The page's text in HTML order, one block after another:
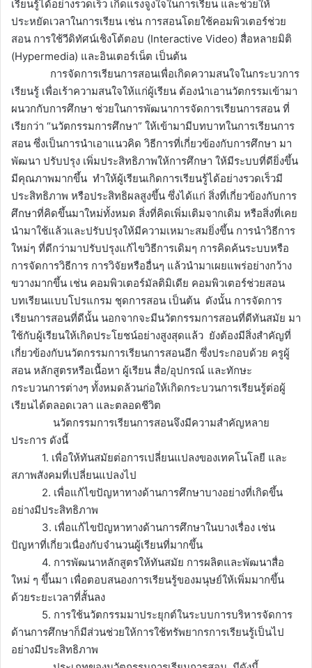
เรียนรู้ได้อย่างรวดเร็ว เกิดแรงจูงใจในการเรียน และช่วยให้
ประหยัดเวลาในการเรียน เช่น การสอนโดยใช้คอมพิวเตอร์ช่วย
สอน การใช้วีดิทัศน์เชิงโต้ตอบ (Interactive Video) สื่อหลายมิติ
(Hypermedia) และอินเตอร์เน็ต เป็นต้น
การจัดการเรียนการสอนเพื่อเกิดความสนใจในกระบวการ
เรียนรู้ เพื่อเร้าความสนใจให้แก่ผู้เรียน ต้องนำเอานวัตกรรมเข้ามา
ผนวกกับการศึกษา ช่วยในการพัฒนาการจัดการเรียนการสอน ที่
เรียกว่า “นวัตกรรมการศึกษา” ให้เข้ามามีบทบาทในการเรียนการ
สอน ซึ่งเป็นการนำเอาแนวคิด วิธีการที่เกี่ยวข้องกับการศึกษา มา
พัฒนา ปรับปรุง เพิ่มประสิทธิภาพให้การศึกษา ให้มีระบบที่ดียิ่งขึ้น
มีคุณภาพมากขึ้น ทำให้ผู้เรียนเกิดการเรียนรู้ได้อย่างรวดเร็วมี
ประสิทธิภาพ หรือประสิทธิผลสูงขึ้น ซึ่งได้แก่ สิ่งที่เกี่ยวข้องกับการ
ศึกษาที่คิดขึ้นมาใหม่ทั้งหมด สิ่งที่คิดเพิ่มเติมจากเดิม หรือสิ่งที่เคย
นำมาใช้แล้วและปรับปรุงให้มีความเหมาะสมยิ่งขึ้น การนำวิธีการ
ใหม่ๆ ที่ดีกว่ามาปรับปรุงแก้ไขวิธีการเดิมๆ การคิดค้นระบบหรือ
การจัดการวิธีการ การวิจัยหรืออื่นๆ แล้วนำมาเผยแพร่อย่างกว้าง
ขวางมากขึ้น เช่น คอมพิวเตอร์มัลติมิเดีย คอมพิวเตอร์ช่วยสอน
บทเรียนแบบโปรแกรม ชุดการสอน เป็นต้น ดังนั้น การจัดการ
เรียนการสอนที่ดีนั้น นอกจากจะมีนวัตกรรมการสอนที่ดีทันสมัย มา
ใช้กับผู้เรียนให้เกิดประโยชน์อย่างสูงสุดแล้ว ยังต้องมีสิ่งสำคัญที่
เกี่ยวข้องกับนวัตกรรมการเรียนการสอนอีก ซึ่งประกอบด้วย ครูผู้
สอน หลักสูตรหรือเนื้อหา ผู้เรียน สื่อ/อุปกรณ์ และทักษะ
กระบวนการต่างๆ ทั้งหมดล้วนก่อให้เกิดกระบวนการเรียนรู้ต่อผู้
เรียนได้ตลอดเวลา และตลอดชีวิต
นวัตกรรมการเรียนการสอนจึงมีความสำคัญหลาย
ประการ ดังนี้
1. เพื่อให้ทันสมัยต่อการเปลี่ยนแปลงของเทคโนโลยี และ
สภาพสังคมที่เปลี่ยนแปลงไป
2. เพื่อแก้ไขปัญหาทางด้านการศึกษาบางอย่างที่เกิดขึ้น
อย่างมีประสิทธิภาพ
3. เพื่อแก้ไขปัญหาทางด้านการศึกษาในบางเรื่อง เช่น
ปัญหาที่เกี่ยวเนื่องกับจำนวนผู้เรียนที่มากขึ้น
4. การพัฒนาหลักสูตรให้ทันสมัย การผลิตและพัฒนาสื่อ
ใหม่ ๆ ขึ้นมา เพื่อตอบสนองการเรียนรู้ของมนุษย์ให้เพิ่มมากขึ้น
ด้วยระยะเวลาที่สั้นลง
5. การใช้นวัตกรรมมาประยุกต์ในระบบการบริหารจัดการ
ด้านการศึกษาก็มีส่วนช่วยให้การใช้ทรัพยากรการเรียนรู้เป็นไป
อย่างมีประสิทธิภาพ